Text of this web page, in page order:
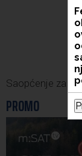
Saopćenje za
PROMO